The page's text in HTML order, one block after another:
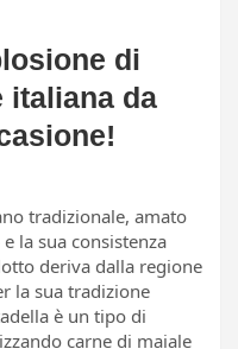
di
italiana da
tradizionale, amato
la sua consistenza
deriva dalla regione
la sua tradizione
è un tipo di
carne di maiale